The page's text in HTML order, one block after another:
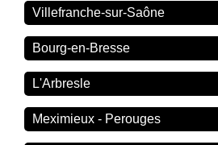
Villefranche-sur-Saône
Bourg-en-Bresse
L'Arbresle
Meximieux - Perouges